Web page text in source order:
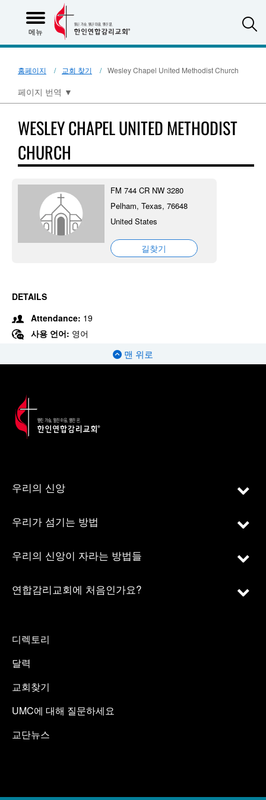
메뉴
홈페이지 교회 찾기 Wesley Chapel United Methodist Church
페이지 번역 ▼
WESLEY CHAPEL UNITED METHODIST
CHURCH
FM 744 CR NW 3280
Pelham, Texas, 76648
United States
길찾기
DETAILS
Attendance: 19
사용 언어: 영어
맨 위로
우리의 신앙
우리가 섬기는 방법
우리의 신앙이 자라는 방법들
연합감리교회에 처음인가요?
디렉토리
달력
교회찾기
UMC에 대해 질문하세요
교단뉴스